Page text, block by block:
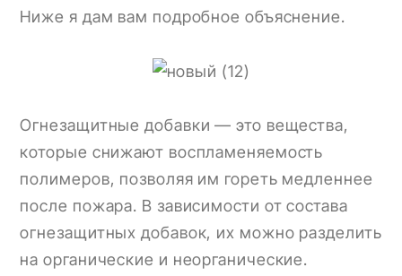
Ниже я дам вам подробное объяснение.
Огнезащитные добавки — это вещества,
которые снижают воспламеняемость
полимеров, позволяя им гореть медленнее
после пожара. В зависимости от состава
огнезащитных добавок, их можно разделить
на органические и неорганические.